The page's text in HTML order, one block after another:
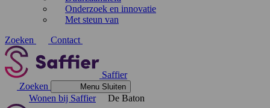
Onderzoek en innovatie
Met steun van
Zoeken
Contact
Saffier
Zoeken
Menu Sluiten
Wonen bij Saffier De Baton